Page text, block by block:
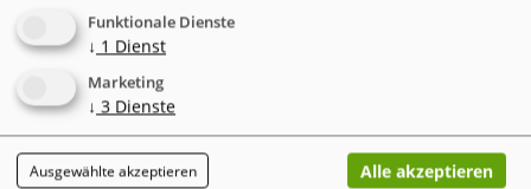
Das Kernproblem: Fehlende Gesamtsicht statt falscher
HardwareTechnische Störungen im Einzelhandel – wie
verlangsamte Scanner, veraltete Software oder
Alltagsfälle betrachtet.
Funktionale Dienste
↓ 1 Dienst
Marketing
↓ 3 Dienste
Ausgewählte akzeptieren Alle akzeptieren